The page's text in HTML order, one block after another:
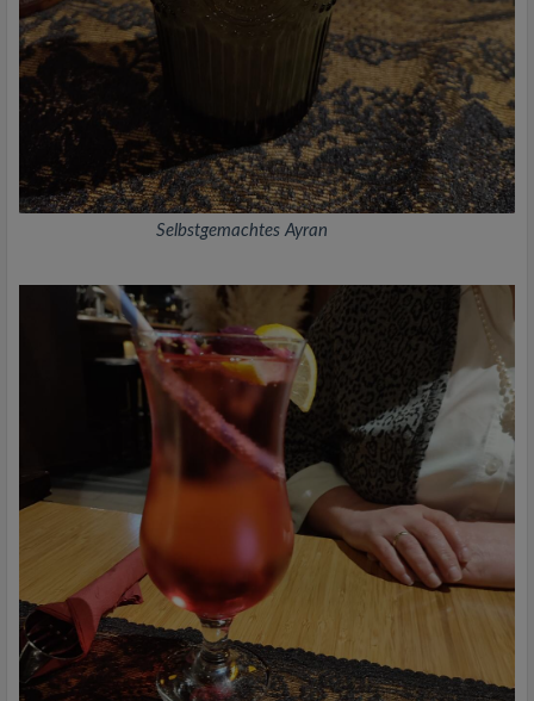
Selbstgemachtes Ayran